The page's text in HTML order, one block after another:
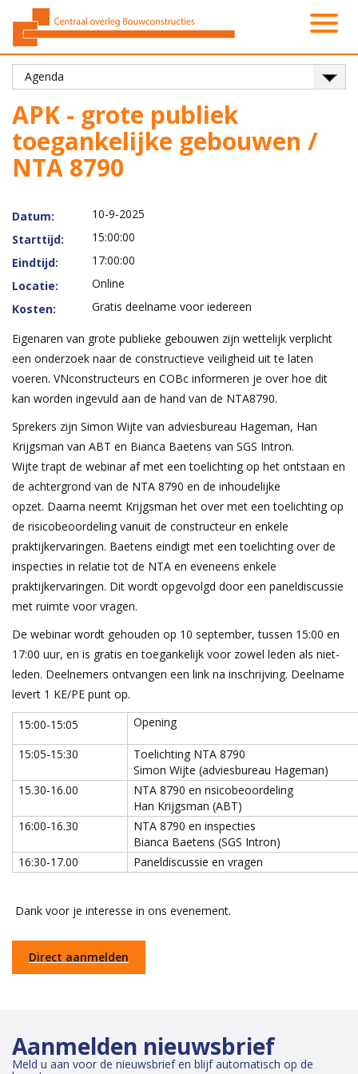
APK - grote publiek
toegankelijke gebouwen /
NTA 8790
Datum:
10-9-2025
Starttijd:
15:00:00
Eindtijd:
17:00:00
Locatie:
Online
Kosten:
Gratis deelname voor iedereen
Eigenaren van grote publieke gebouwen zijn wettelijk verplicht
een onderzoek naar de constructieve veiligheid uit te laten
voeren. VNconstructeurs en COBc informeren je over hoe dit
kan worden ingevuld aan de hand van de NTA8790.
Sprekers zijn Simon Wijte van adviesbureau Hageman, Han
Krijgsman van ABT en Bianca Baetens van SGS Intron.
Wijte trapt de webinar af met een toelichting op het ontstaan en
de achtergrond van de NTA 8790 en de inhoudelijke
opzet. Daarna neemt Krijgsman het over met een toelichting op
de risicobeoordeling vanuit de constructeur en enkele
praktijkervaringen. Baetens eindigt met een toelichting over de
inspecties in relatie tot de NTA en eveneens enkele
praktijkervaringen. Dit wordt opgevolgd door een paneldiscussie
met ruimte voor vragen.
De webinar wordt gehouden op 10 september, tussen 15:00 en
17:00 uur, en is gratis en toegankelijk voor zowel leden als niet-
leden. Deelnemers ontvangen een link na inschrijving. Deelname
levert 1 KE/PE punt op.
15:00-15:05
Opening
15:05-15:30
Toelichting NTA 8790
Simon Wijte (adviesbureau Hageman)
15.30-16.00
NTA 8790 en risicobeoordeling
Han Krijgsman (ABT)
16:00-16.30
NTA 8790 en inspecties
Bianca Baetens (SGS Intron)
16:30-17.00
Paneldiscussie en vragen
Dank voor je interesse in ons evenement.
Direct aanmelden
Aanmelden nieuwsbrief
Meld u aan voor de nieuwsbrief en blijf automatisch op de